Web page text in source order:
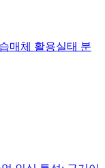
매체 활용실태 분